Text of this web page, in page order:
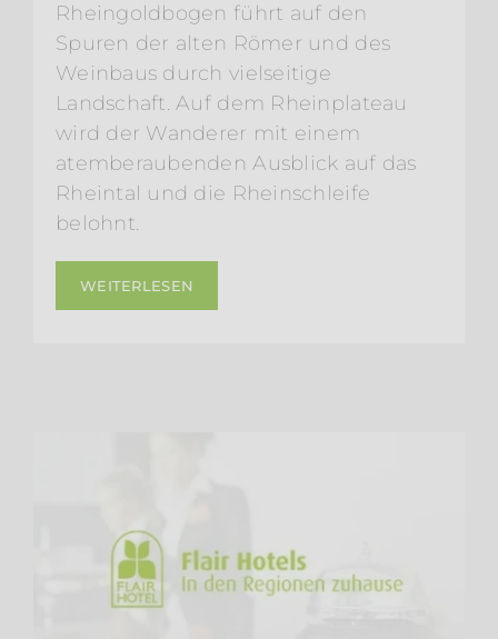
Rheingoldbogen führt auf den
Spuren der alten Römer und des
Weinbaus durch vielseitige
Landschaft. Auf dem Rheinplateau
wird der Wanderer mit einem
atemberaubenden Ausblick auf das
Rheintal und die Rheinschleife
belohnt.
WEITERLESEN